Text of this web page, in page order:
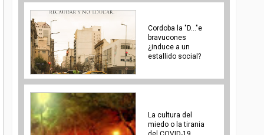
Cordoba la "D..."e
bravucones
¿induce a un
estallido social?
La cultura del
miedo o la tirania